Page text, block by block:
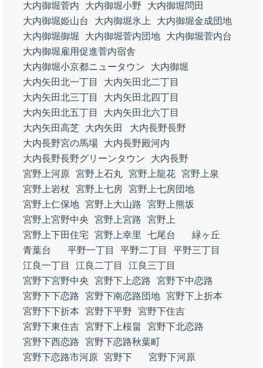
大内御堀菅内
大内御堀小野
大内御堀問田
大内御堀姫山台
大内御堀氷上
大内御堀金成団地
大内御堀御堀
大内御堀菅内団地
大内御堀菅内台
大内御堀雇用促進菅内宿舎
大内御堀小京都ニュータウン
大内御堀
大内矢田北一丁目
大内矢田北二丁目
大内矢田北三丁目
大内矢田北四丁目
大内矢田北五丁目
大内矢田北六丁目
大内矢田高芝
大内矢田
大内長野長野
大内長野宮の馬場
大内長野殿河内
大内長野長野グリーンタウン
大内長野
宮野上河原 宮野上石丸 宮野上龍花 宮野上泉
宮野上岩杖
宮野上七房 宮野上七房団地
宮野上仁保地 宮野上大山路
宮野上熊坂
宮野上宮野中央
宮野上宮路
宮野上
宮野上下田住宅
宮野上幸里 七尾台
緑ヶ丘
青葉台
平野一丁目 平野二丁目
平野三丁目
江良一丁目
江良二丁目
江良三丁目
宮野下宮野中央
宮野下上恋路
宮野下中恋路
宮野下下恋路
宮野下南恋路団地 宮野下上折本
宮野下下折本
宮野下平野
宮野下住吉
宮野下東住吉 宮野下上桜畠
宮野下北恋路
宮野下西恋路
宮野下恋路秋葉町
宮野下恋路市河原 宮野下
宮野下河原